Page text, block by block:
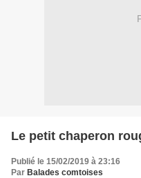
Le petit chaperon
Publié le 15/02/2019 à 23:16
Par Balades comtoises